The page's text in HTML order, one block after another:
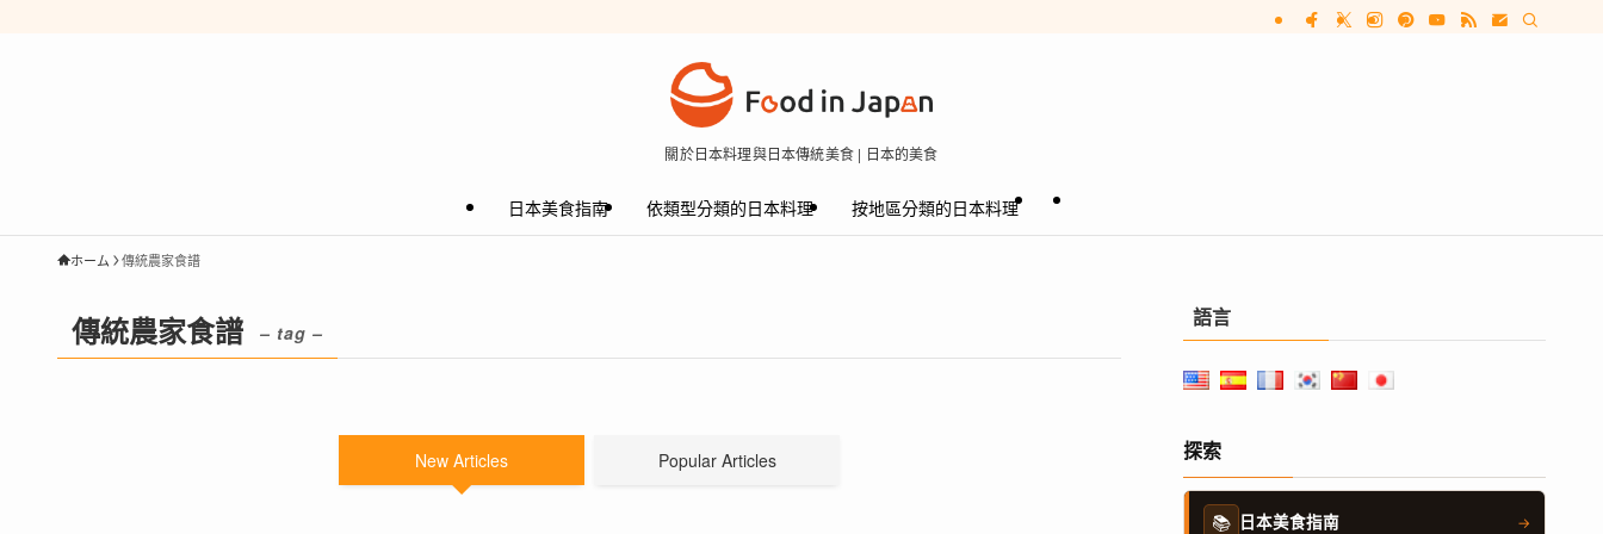
關於日本料理與日本傳統美食 | 日本的美食
日本美食指南 依類型分類的日本料理 按地區分類的日本料理
ホーム 傳統農家食譜
傳統農家食譜 – tag –
New Articles Popular Articles
語言
探索
📚 日本美食指南 →